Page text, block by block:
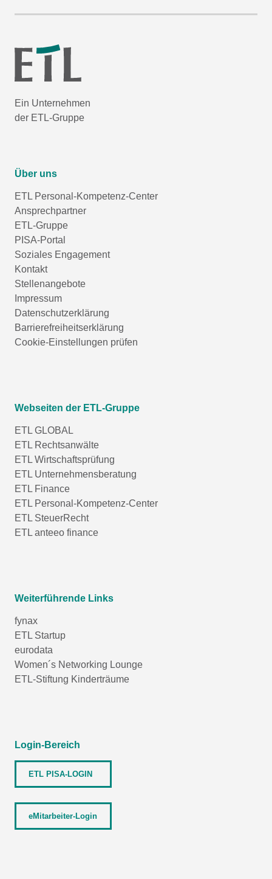
Ein Unternehmen
der ETL-Gruppe
Über uns
ETL Personal-Kompetenz-Center
Ansprechpartner
ETL-Gruppe
PISA-Portal
Soziales Engagement
Kontakt
Stellenangebote
Impressum
Datenschutzerklärung
Barrierefreiheitserklärung
Cookie-Einstellungen prüfen
Webseiten der ETL-Gruppe
ETL GLOBAL
ETL Rechtsanwälte
ETL Wirtschaftsprüfung
ETL Unternehmensberatung
ETL Finance
ETL Personal-Kompetenz-Center
ETL SteuerRecht
ETL anteeo finance
Weiterführende Links
fynax
ETL Startup
eurodata
Women´s Networking Lounge
ETL-Stiftung Kinderträume
Login-Bereich
ETL PISA-LOGIN
eMitarbeiter-Login